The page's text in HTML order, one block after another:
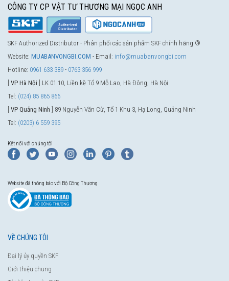
CÔNG TY CP VẬT TƯ THƯƠNG MẠI NGỌC ANH
SKF Authorized Distributor - Phân phối các sản phẩm SKF chính hãng ®
Website: MUABANVONGBI.COM - Email: info@muabanvongbi.com
Hotline: 0961 633 389 - 0763 356 999
[ VP Hà Nội ] LK 01.10, Liền kề Tổ 9 Mỗ Lao, Hà Đông, Hà Nội
Tel: (024) 85 865 866
[ VP Quảng Ninh ] 89 Nguyễn Văn Cừ, Tổ 1 Khu 3, Hạ Long, Quảng Ninh
Tel: (0203) 6 559 395
Kết nối với chúng tôi
Website đã thông báo với Bộ Công Thương
VỀ CHÚNG TÔI
Đại lý ủy quyền SKF
Giới thiệu chung